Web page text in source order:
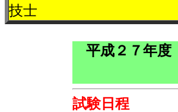
技士
平成２７年
試験日程